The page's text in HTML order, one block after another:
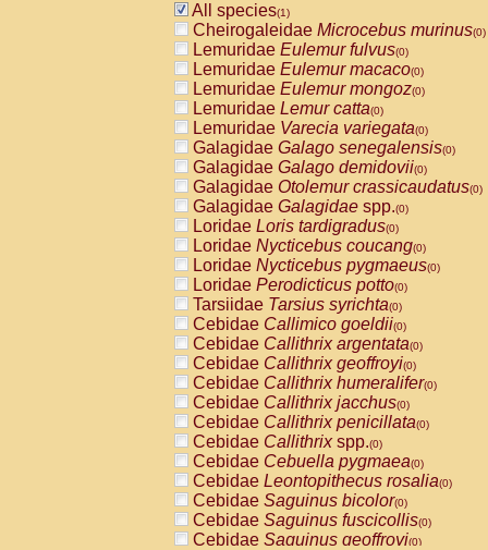
All species(1)
Cheirogaleidae Microcebus murinus(0)
Lemuridae Eulemur fulvus(0)
Lemuridae Eulemur macaco(0)
Lemuridae Eulemur mongoz(0)
Lemuridae Lemur catta(0)
Lemuridae Varecia variegata(0)
Galagidae Galago senegalensis(0)
Galagidae Galago demidovii(0)
Galagidae Otolemur crassicaudatus(0)
Galagidae Galagidae spp.(0)
Loridae Loris tardigradus(0)
Loridae Nycticebus coucang(0)
Loridae Nycticebus pygmaeus(0)
Loridae Perodicticus potto(0)
Tarsiidae Tarsius syrichta(0)
Cebidae Callimico goeldii(0)
Cebidae Callithrix argentata(0)
Cebidae Callithrix geoffroyi(0)
Cebidae Callithrix humeralifer(0)
Cebidae Callithrix jacchus(0)
Cebidae Callithrix penicillata(0)
Cebidae Callithrixspp.(0)
Cebidae Cebuella pygmaea(0)
Cebidae Leontopithecus rosalia(0)
Cebidae Saguinus bicolor(0)
Cebidae Saguinus fuscicollis(0)
Cebidae Saguinus geoffroyi(0)